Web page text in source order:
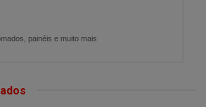
painéis e muito mais